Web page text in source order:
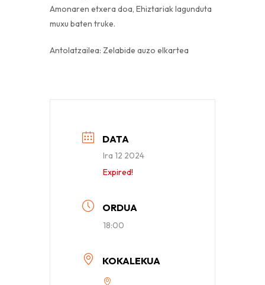
Amonaren etxera doa, Ehiztariak lagunduta
muxu baten truke.
Antolatzailea: Zelabide auzo elkartea
DATA
Ira 12 2024
Expired!
ORDUA
18:00
KOKALEKUA